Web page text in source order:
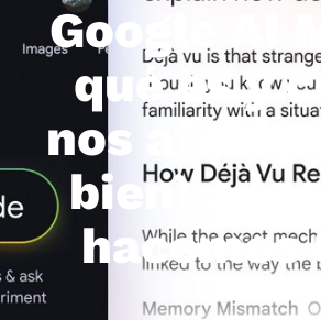
Google AI
qué es y
nos afecta
bien) a
hacemos